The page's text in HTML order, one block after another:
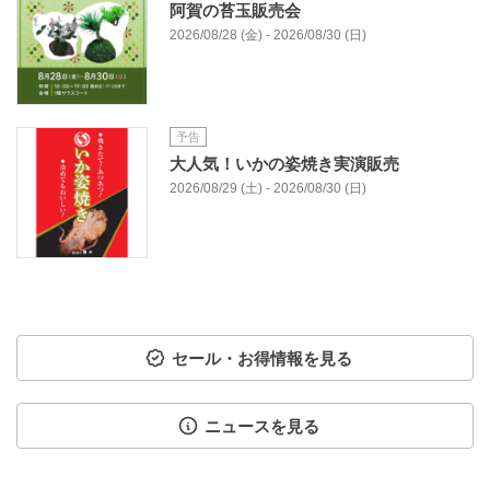
阿賀の苔玉販売会
2026/08/28 (金) - 2026/08/30 (日)
予告
大人気！いかの姿焼き実演販売
2026/08/29 (土) - 2026/08/30 (日)
セール・お得情報を見る
ニュースを見る